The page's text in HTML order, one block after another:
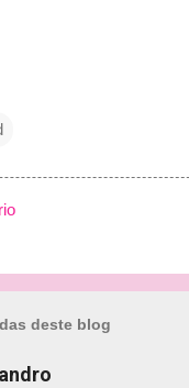
deste blog